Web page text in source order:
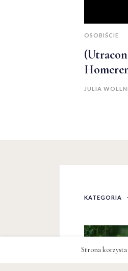
OSOBIŚCIE
JULIA
KATEGORIA
Strona korzysta